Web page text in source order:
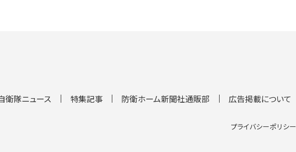
衛隊ニュース 特集記事 防衛ホーム新聞社通販部 広告掲載について
プライバシーポリシー